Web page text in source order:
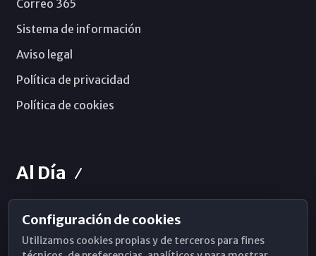
Correo 365
Sistema de información
Aviso legal
Política de privacidad
Política de cookies
Al Día
Horarios de Misa
Hemeroteca
Configuración de cookies
Utilizamos cookies propias y de terceros para fines